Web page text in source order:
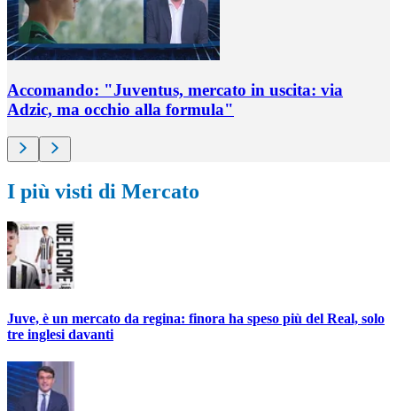
Accomando: "Juventus, mercato in uscita: via
Adzic, ma occhio alla formula"
I più visti di Mercato
Juve, è un mercato da regina: finora ha speso più del Real, solo
tre inglesi davanti